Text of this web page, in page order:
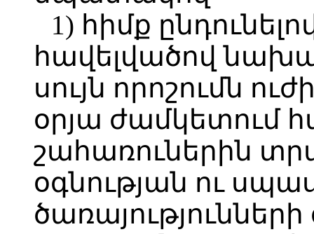
1) հիմք
հավելվածով
սույն որոշումն
օրյա ժամկետում
շահառուներին
օգնության ու